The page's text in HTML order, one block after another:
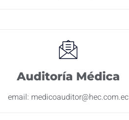
Auditoría Médica
email: medicoauditor@hec.com.ec